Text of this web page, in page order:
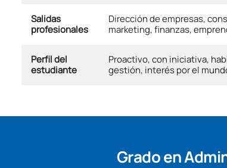
Salidas
profesionales
Dirección de empresas,
marketing, finanzas,
Perfil del
estudiante
Proactivo, con iniciativa,
gestión, interés por el
Grado en